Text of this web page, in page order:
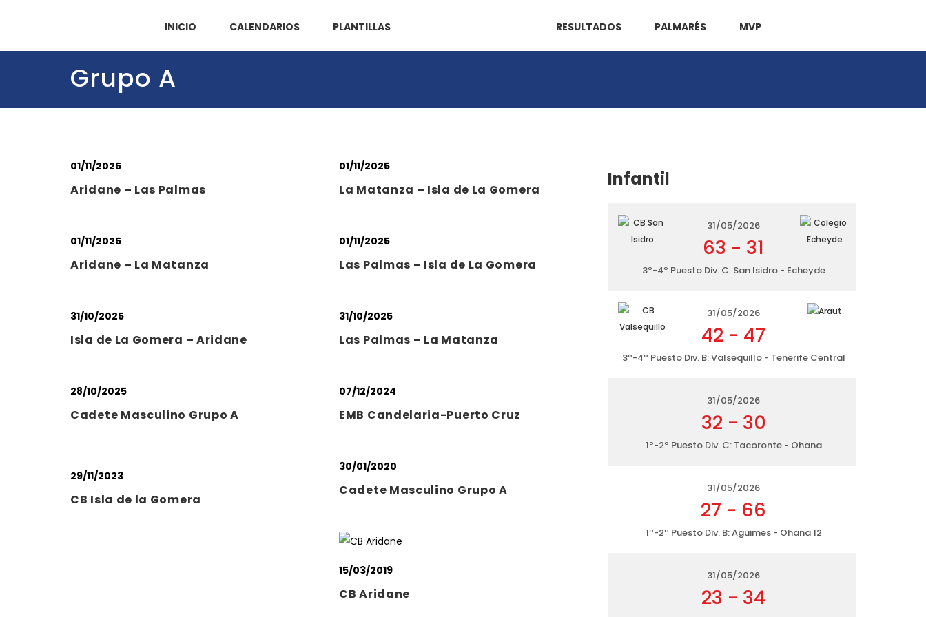
INICIO CALENDARIOS PLANTILLAS RESULTADOS PALMARÉS MVP
Grupo A
01/11/2025
Aridane – Las Palmas
01/11/2025
La Matanza – Isla de La Gomera
01/11/2025
Aridane – La Matanza
01/11/2025
Las Palmas – Isla de La Gomera
31/10/2025
Isla de La Gomera – Aridane
31/10/2025
Las Palmas – La Matanza
28/10/2025
Cadete Masculino Grupo A
07/12/2024
EMB Candelaria-Puerto Cruz
29/11/2023
CB Isla de la Gomera
30/01/2020
Cadete Masculino Grupo A
15/03/2019
CB Aridane
Infantil
31/05/2026
63 - 31
3º-4º Puesto Div. C: San Isidro - Echeyde
31/05/2026
42 - 47
3º-4º Puesto Div. B: Valsequillo - Tenerife Central
31/05/2026
32 - 30
1º-2º Puesto Div. C: Tacoronte - Ohana
31/05/2026
27 - 66
1º-2º Puesto Div. B: Agüimes - Ohana 12
31/05/2026
23 - 34